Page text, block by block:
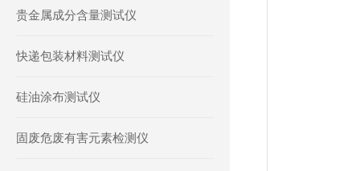
贵金属成分含量测试仪
快递包装材料测试仪
硅油涂布测试仪
固废危废有害元素检测仪